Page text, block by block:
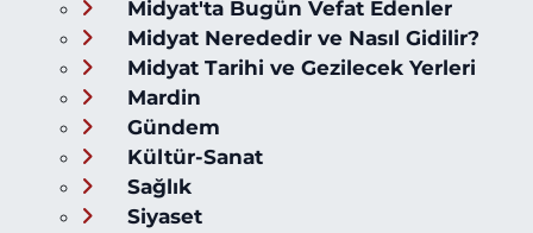
Midyat'ta Bugün Vefat Edenler
Midyat Nerededir ve Nasıl Gidilir?
Midyat Tarihi ve Gezilecek Yerleri
Mardin
Gündem
Kültür-Sanat
Sağlık
Siyaset